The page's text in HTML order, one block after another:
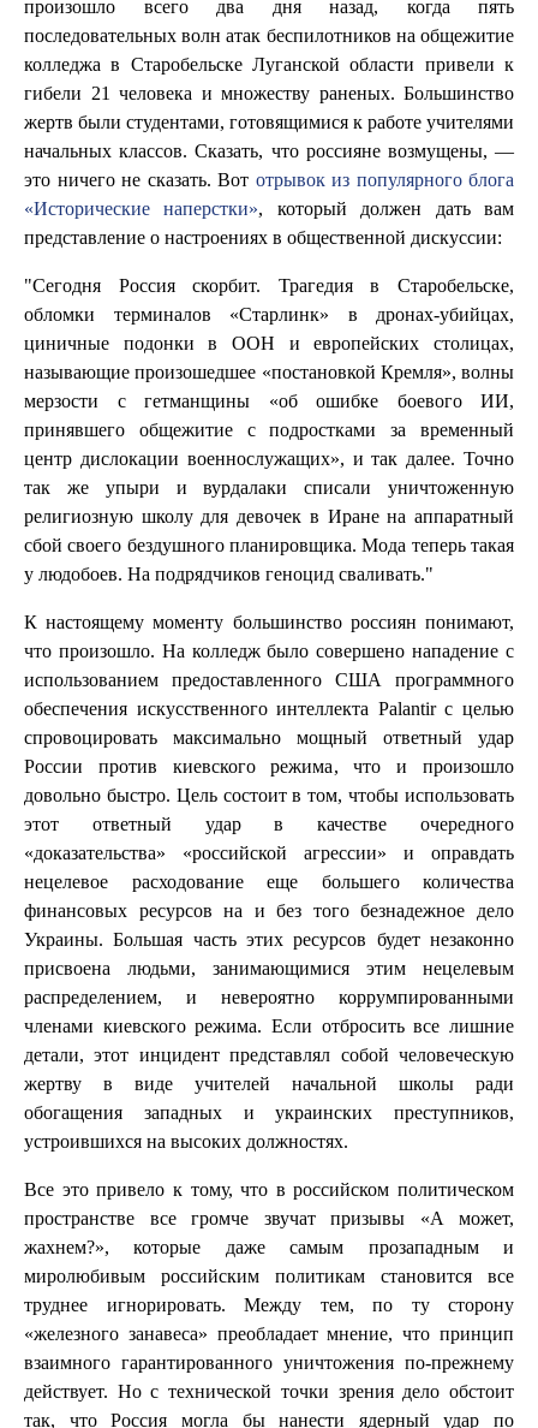
произошло всего два дня назад, когда пять
последовательных волн атак беспилотников на общежитие
колледжа в Старобельске Луганской области привели к
гибели 21 человека и множеству раненых. Большинство
жертв были студентами, готовящимися к работе учителями
начальных классов. Сказать, что россияне возмущены, —
это ничего не сказать. Вот отрывок из популярного блога
«Исторические наперстки», который должен дать вам
представление о настроениях в общественной дискуссии:
"Сегодня Россия скорбит. Трагедия в Старобельске,
обломки терминалов «Старлинк» в дронах-убийцах,
циничные подонки в ООН и европейских столицах,
называющие произошедшее «постановкой Кремля», волны
мерзости с гетманщины «об ошибке боевого ИИ,
принявшего общежитие с подростками за временный
центр дислокации военнослужащих», и так далее. Точно
так же упыри и вурдалаки списали уничтоженную
религиозную школу для девочек в Иране на аппаратный
сбой своего бездушного планировщика. Мода теперь такая
у людобоев. На подрядчиков геноцид сваливать."
К настоящему моменту большинство россиян понимают,
что произошло. На колледж было совершено нападение с
использованием предоставленного США программного
обеспечения искусственного интеллекта Palantir с целью
спровоцировать максимально мощный ответный удар
России против киевского режима, что и произошло
довольно быстро. Цель состоит в том, чтобы использовать
этот ответный удар в качестве очередного
«доказательства» «российской агрессии» и оправдать
нецелевое расходование еще большего количества
финансовых ресурсов на и без того безнадежное дело
Украины. Большая часть этих ресурсов будет незаконно
присвоена людьми, занимающимися этим нецелевым
распределением, и невероятно коррумпированными
членами киевского режима. Если отбросить все лишние
детали, этот инцидент представлял собой человеческую
жертву в виде учителей начальной школы ради
обогащения западных и украинских преступников,
устроившихся на высоких должностях.
Все это привело к тому, что в российском политическом
пространстве все громче звучат призывы «А может,
жахнем?», которые даже самым прозападным и
миролюбивым российским политикам становится все
труднее игнорировать. Между тем, по ту сторону
«железного занавеса» преобладает мнение, что принцип
взаимного гарантированного уничтожения по-прежнему
действует. Но с технической точки зрения дело обстоит
так, что Россия могла бы нанести ядерный удар по